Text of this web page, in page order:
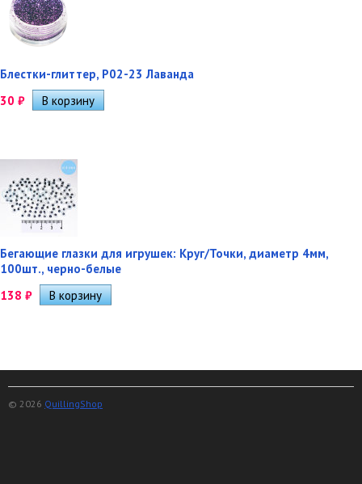
Блестки-глиттер, Р02-23 Лаванда
30 ₽
Бегающие глазки для игрушек: Круг/Точки, диаметр 4мм,
100шт., черно-белые
138 ₽
© 2026 QuillingShop